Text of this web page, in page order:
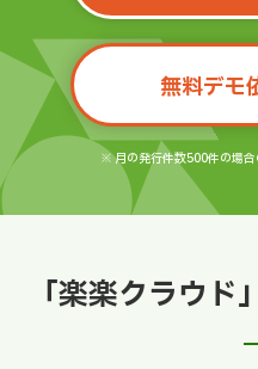
無料デモ
※ 月の発行件数500件の場合
「楽楽クラウ